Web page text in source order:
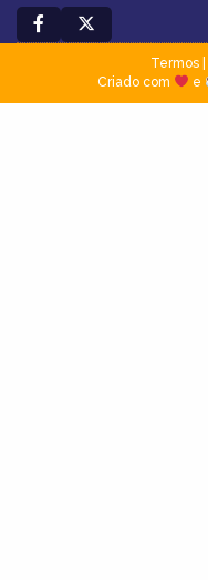
Termos|
Criado com
e